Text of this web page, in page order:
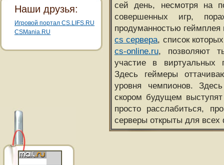
сей день, несмотря на
совершенных игр,
продуманностью
cs сервера, список
cs-online.ru, позволяют
участие в виртуальных
Здесь геймеры
уровня чемпионов.
скором будущем
просто расслабиться,
серверы открыты для всех
Наши друзья:
Игровой портал CS.LIFS.RU
CSMania.RU